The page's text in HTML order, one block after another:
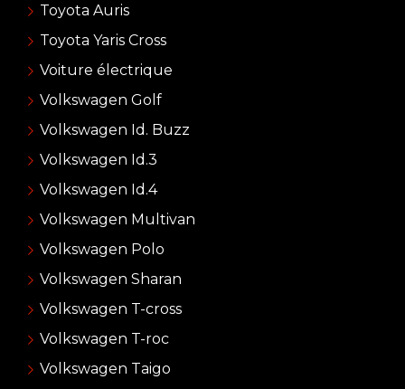
Toyota Auris
Toyota Yaris Cross
Voiture électrique
Volkswagen Golf
Volkswagen Id. Buzz
Volkswagen Id.3
Volkswagen Id.4
Volkswagen Multivan
Volkswagen Polo
Volkswagen Sharan
Volkswagen T-cross
Volkswagen T-roc
Volkswagen Taigo